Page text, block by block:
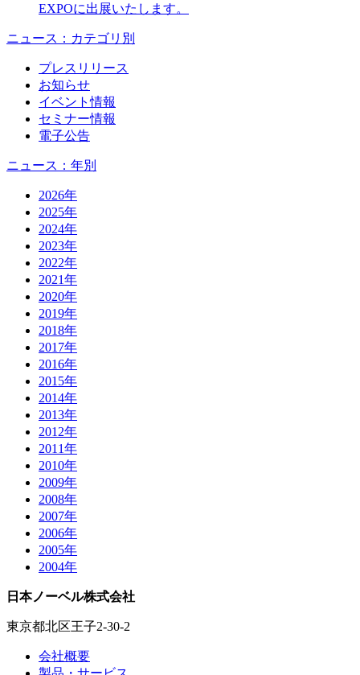
EXPOに出展いたします。
ニュース：カテゴリ別
プレスリリース
お知らせ
イベント情報
セミナー情報
電子公告
ニュース：年別
2026年
2025年
2024年
2023年
2022年
2021年
2020年
2019年
2018年
2017年
2016年
2015年
2014年
2013年
2012年
2011年
2010年
2009年
2008年
2007年
2006年
2005年
2004年
日本ノーベル株式会社
東京都北区王子2-30-2
会社概要